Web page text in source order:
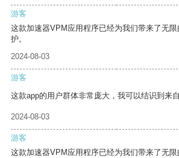
游客
这款加速器VPM应用程序已经为我们带来了无
护。
2024-08-03
游客
这款app的用户群体非常庞大，我可以结识到来
2024-08-03
游客
这款加速器VPM应用程序已经为我们带来了无